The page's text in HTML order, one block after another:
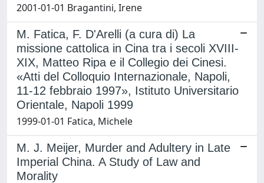
2001-01-01 Bragantini, Irene
M. Fatica, F. D'Arelli (a cura di) La
missione cattolica in Cina tra i secoli XVIII-
XIX, Matteo Ripa e il Collegio dei Cinesi.
«Atti del Colloquio Internazionale, Napoli,
11-12 febbraio 1997», Istituto Universitario
Orientale, Napoli 1999
1999-01-01 Fatica, Michele
M. J. Meijer, Murder and Adultery in Late
Imperial China. A Study of Law and
Morality